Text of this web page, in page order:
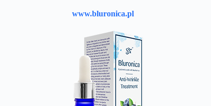
www.bluronica.pl